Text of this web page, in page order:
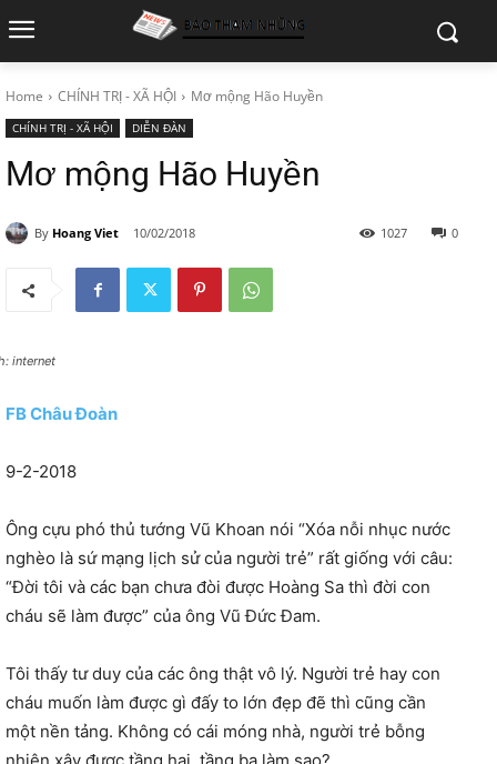
Home CHÍNH TRỊ - XÃ HỘI Mơ mộng Hão Huyền
CHÍNH TRỊ - XÃ HỘI DIỄN ĐÀN
Mơ mộng Hão Huyền
By Hoang Viet 10/02/2018 0
1027
internet
FB Châu Đoàn
9-2-2018
Ông cựu phó thủ tướng Vũ Khoan nói “Xóa nỗi nhục nước
nghèo là sứ mạng lịch sử của người trẻ” rất giống với câu:
“Đời tôi và các bạn chưa đòi được Hoàng Sa thì đời con
cháu sẽ làm được” của ông Vũ Đức Đam.
Tôi thấy tư duy của các ông thật vô lý. Người trẻ hay con
cháu muốn làm được gì đấy to lớn đẹp đẽ thì cũng cần
một nền tảng. Không có cái móng nhà, người trẻ bỗng